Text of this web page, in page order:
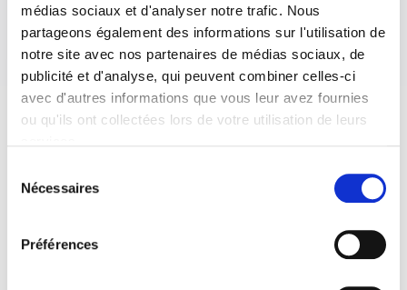
médias sociaux et d'analyser notre trafic. Nous
partageons également des informations sur l'utilisation de
notre site avec nos partenaires de médias sociaux, de
publicité et d'analyse, qui peuvent combiner celles-ci
avec d'autres informations que vous leur avez fournies
ou qu'ils ont collectées lors de votre utilisation de leurs
Nécessaires
Préférences